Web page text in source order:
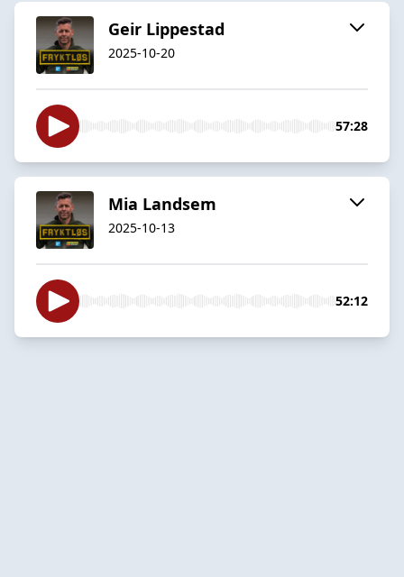
Geir Lippestad
2025-10-20
57:28
Mia Landsem
2025-10-13
52:12